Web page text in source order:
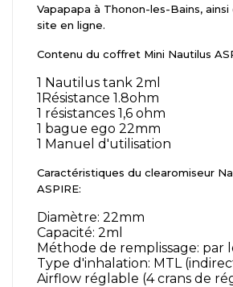
Vapapapa à Thonon-les-Bains,
site en ligne.
Contenu du coffret Mini Nautilus
1 Nautilus tank 2ml
1Résistance 1.8ohm
1 résistances 1,6 ohm
1 bague ego 22mm
1 Manuel d'utilisation
Caractéristiques du clearomiseur
ASPIRE:
Diamètre: 22mm
Capacité: 2ml
Méthode de remplissage: par
Type d'inhalation: MTL
Airflow réglable (4 crans de